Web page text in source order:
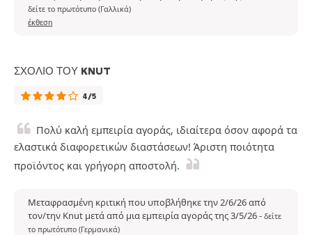
δείτε το πρωτότυπο (Γαλλικά)
έκθεση
ΣΧΌΛΙΟ ΤΟΥ KNUT
4/5
Πολύ καλή εμπειρία αγοράς, ιδιαίτερα όσον αφορά τα
ελαστικά διαφορετικών διαστάσεων! Άριστη ποιότητα
προϊόντος και γρήγορη αποστολή.
Μεταφρασμένη κριτική που υποβλήθηκε την 2/6/26 από
τον/την Knut μετά από μια εμπειρία αγοράς της 3/5/26- δείτε
το πρωτότυπο (Γερμανικά)